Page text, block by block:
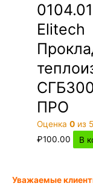
Elitech
ПРО
Оценка0 из 5
₽100.00 В
Уважаемые